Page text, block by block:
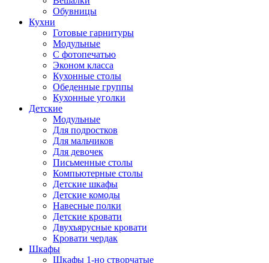
Обувницы
Кухни
Готовые гарнитуры
Модульные
С фотопечатью
Эконом класса
Кухонные столы
Обеденные группы
Кухонные уголки
Детские
Модульные
Для подростков
Для мальчиков
Для девочек
Письменные столы
Компьютерные столы
Детские шкафы
Детские комоды
Навесные полки
Детские кровати
Двухъярусные кровати
Кровати чердак
Шкафы
Шкафы 1-но створчатые